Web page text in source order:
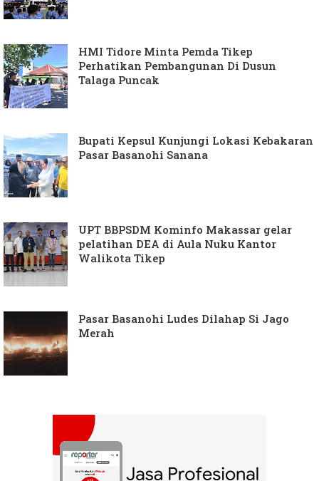
HMI Tidore Minta Pemda Tikep
Perhatikan Pembangunan Di Dusun
Talaga Puncak
Bupati Kepsul Kunjungi Lokasi Kebakaran
Pasar Basanohi Sanana
UPT BBPSDM Kominfo Makassar gelar
pelatihan DEA di Aula Nuku Kantor
Walikota Tikep
Pasar Basanohi Ludes Dilahap Si Jago
Merah